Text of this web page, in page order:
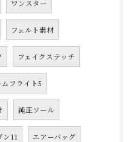
ワンスター
フェルト素材
フェイクステッチ
フライト5
純正ソール
11 エアーバッグ